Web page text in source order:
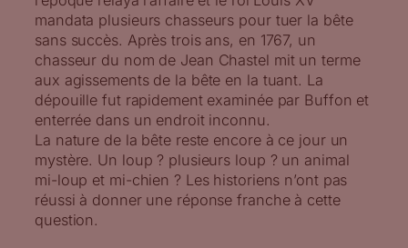
mandata plusieurs chasseurs pour tuer la bête
sans succès. Après trois ans, en 1767, un
chasseur du nom de Jean Chastel mit un terme
aux agissements de la bête en la tuant. La
dépouille fut rapidement examinée par Buffon et
enterrée dans un endroit inconnu.
La nature de la bête reste encore à ce jour un
mystère. Un loup ? plusieurs loup ? un animal
mi-loup et mi-chien ? Les historiens n’ont pas
réussi à donner une réponse franche à cette
question.